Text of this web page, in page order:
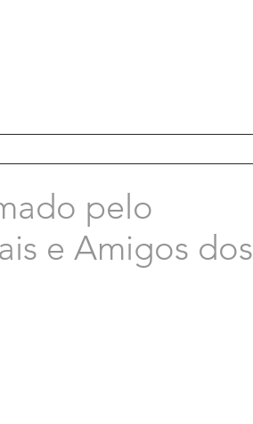
pelo
e Amigos dos